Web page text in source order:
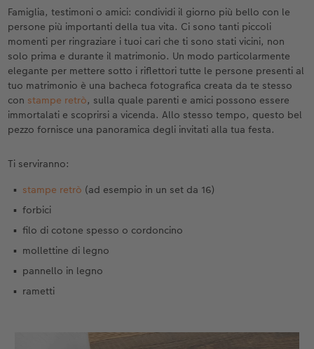
Custodia personalizzata
Tasca interna
FOTOLIBRO CEWE Kids
Copertina in pelle e lino
Primi passi
Storie dei clienti
Coffeetable Book «Art Collection»
Stampe su carta riciclata
Poster premium
Set di foto
Foto adesivi
Foto istantanee
Poster con mappa
Collage fotografico
hexxas
Plexiglas
Poster in alluminio
Poster su forex
Mosaico
Accessori
Altre occasioni
Biglietti pieghevoli
Foto biglietti
Cartoline postali
Cartoline singole con spedizione diretta
Decorazioni
Giochi
Scuola e ufficio
Animali domestici
Faber-Castell
Idee regalo
Buono regalo CEWE
Novità
Calendari da parete con design
Calendario da parete A4
Calendario da parete A4 Panoramico
Calendario da parete A3
Calendario da tavolo quadrato
Cartoline fotografiche istantanee
Set di foto istantanee
Collage di foto istantanee
Foto mosaico istantanee
Fototessere biometriche
per il compleanno
Regali per la festa della mamma
Regali d’addio
Fotoregali per Pasqua
per gli sposi
Matrimonio
Annuario
Concorsi fotografici
Storie dei clienti
App
Famiglia, testimoni o amici: condividi il giorno più bello con le
persone più importanti della tua vita. Ci sono tanti piccoli
momenti per ringraziare i tuoi cari che ti sono stati vicini, non
solo prima e durante il matrimonio. Un modo particolarmente
elegante per mettere sotto i riflettori tutte le persone presenti al
tuo matrimonio è una bacheca fotografica creata da te stesso
con stampe retrò, sulla quale parenti e amici possono essere
immortalati e scoprirsi a vicenda. Allo stesso tempo, questo bel
pezzo fornisce una panoramica degli invitati alla tua festa.
Ti serviranno:
stampe retrò (ad esempio in un set da 16)
forbici
filo di cotone spesso o cordoncino
mollettine di legno
pannello in legno
rametti